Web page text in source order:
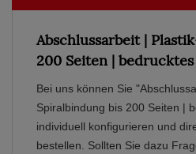
Abschlussarbeit |
200 Seiten |
Bei uns können Sie
Spiralbindung bis 200 Seiten |
individuell konfigurieren und
bestellen. Sollten Sie dazu